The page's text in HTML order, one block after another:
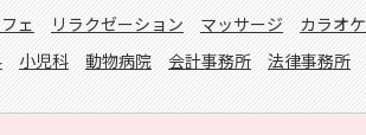
ェ リラクゼーション マッサージ
カラオケ
小児科 動物病院 会計事務所 法律事務所